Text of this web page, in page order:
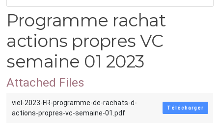
Programme rachat
actions propres VC
semaine 01 2023
Attached Files
viel-2023-FR-programme-de-rachats-d-
actions-propres-vc-semaine-01.pdf
Télécharger